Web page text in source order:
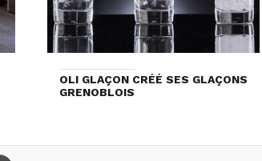
OLI GLAÇON CRÉÉ SES GLAÇONS
GRENOBLOIS